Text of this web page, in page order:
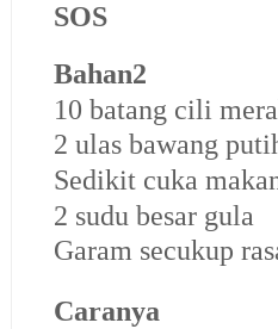
SOS
Bahan2
10 batang cili
2 ulas bawang
Sedikit cuka
2 sudu besar gula
Garam secukup
Caranya